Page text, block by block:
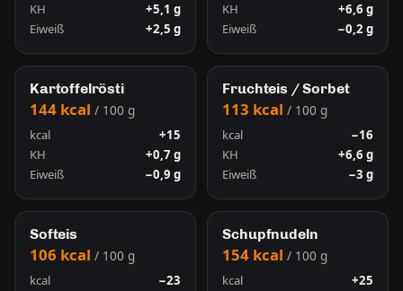
KH
+5,1 g
Eiweiß
+2,5 g
KH
+6,6 g
Eiweiß
−0,2 g
Kartoffelrösti
144 kcal / 100 g
kcal
+15
KH
+0,7 g
Eiweiß
−0,9 g
Fruchteis / Sorbet
113 kcal/ 100 g
kcal
−16
KH
+6,6 g
Eiweiß
−3 g
Softeis
106 kcal / 100 g
kcal
−23
Schupfnudeln
154 kcal/ 100 g
kcal
+25